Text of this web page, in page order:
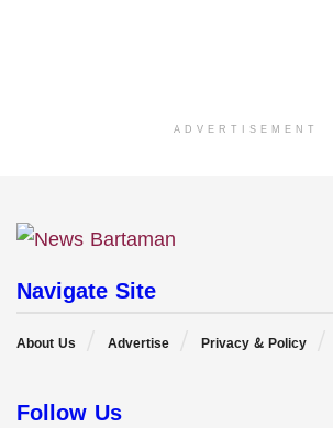
ADVERTISEMENT
Navigate Site
About Us Advertise Privacy & Policy
Follow Us